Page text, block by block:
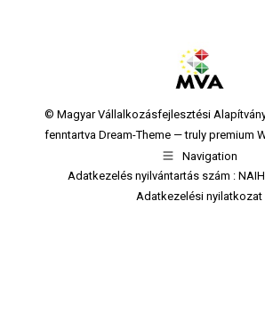
© Magyar Vállalkozásfejlesztési
fenntartva Dream-Theme — truly premium
Navigation
Adatkezelés nyilvántartás szám :
Adatkezelési nyilatkozat